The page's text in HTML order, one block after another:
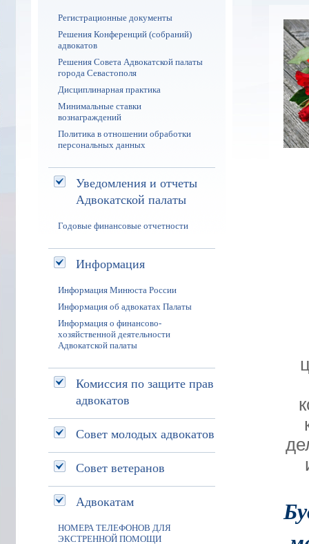
Регистрационные документы
Решения Конференций (собраний)
адвокатов
Решения Совета Адвокатской палаты
города Севастополя
Дисциплинарная практика
Минимальные ставки
вознаграждений
Политика в отношении обработки
персональных данных
Уведомления и отчеты
Адвокатской палаты
Годовые финансовые отчетности
Информация
Информация Минюста России
Информация об адвокатах Палаты
Информация о финансово-
хозяйственной деятельности
Адвокатской палаты
Комиссия по защите прав
адвокатов
Совет молодых адвокатов
Совет ветеранов
Адвокатам
НОМЕРА ТЕЛЕФОНОВ ДЛЯ
ЭКСТРЕННОЙ ПОМОЩИ